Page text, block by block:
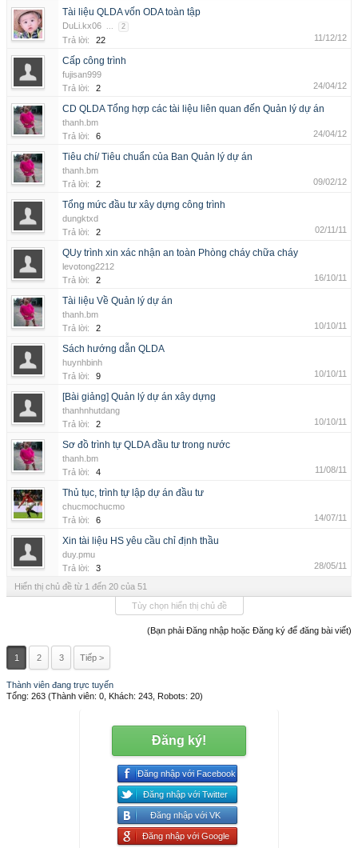
Tài liệu QLDA vốn ODA toàn tập
DuLi.kx06 ... 2
Trả lời: 22 11/12/12
Cấp công trình
fujisan999
Trả lời:
2 24/04/12
CD QLDA Tổng hợp các tài liệu liên quan đến Quản lý dự án
thanh.bm
Trả lời:
6 24/04/12
Tiêu chí/ Tiêu chuẩn của Ban Quản lý dự án
thanh.bm
Trả lời:
2 09/02/12
Tổng mức đầu tư xây dựng công trình
dungktxd
Trả lời:
2 02/11/11
QUy trình xin xác nhận an toàn Phòng cháy chữa cháy
levotong2212
Trả lời:
2 16/10/11
Tài liệu Về Quản lý dự án
thanh.bm
Trả lời:
2 10/10/11
Sách hướng dẫn QLDA
huynhbinh
Trả lời:
9 10/10/11
[Bài giảng] Quản lý dự án xây dựng
thanhnhutdang
Trả lời:
2 10/10/11
Sơ đồ trình tự QLDA đầu tư trong nước
thanh.bm
Trả lời:
4 11/08/11
Thủ tục, trình tự lập dự án đầu tư
chucmochucmo
Trả lời:
6 14/07/11
Xin tài liệu HS yêu cầu chỉ định thầu
duy.pmu
Trả lời:
3 28/05/11
Hiển thị chủ đề từ 1 đến 20 của 51
Tùy chọn hiển thị chủ đề
(Bạn phải Đăng nhập hoặc Đăng ký để đăng bài viết)
1 2 3 Tiếp >
Thành viên đang trực tuyến
Tổng: 263 (Thành viên: 0, Khách: 243, Robots: 20)
Đăng ký!
Đăng nhập với Facebook
Đăng nhập với Twitter
Đăng nhập với VK
Đăng nhập với Google